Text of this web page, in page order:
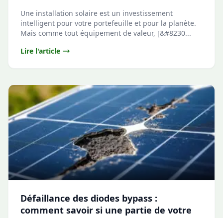
Une installation solaire est un investissement
intelligent pour votre portefeuille et pour la planète.
Mais comme tout équipement de valeur, [&#8230...
Lire l'article
Défaillance des diodes bypass :
comment savoir si une partie de votre